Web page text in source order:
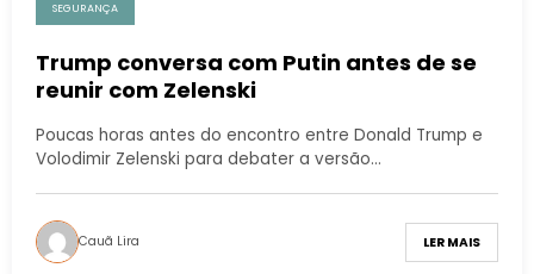
SEGURANÇA
Trump conversa com Putin antes de se
reunir com Zelenski
Poucas horas antes do encontro entre Donald Trump e
Volodimir Zelenski para debater a versão…
Cauã Lira LER MAIS